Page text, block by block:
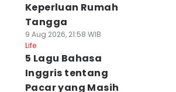
Keperluan Rumah
Tangga
9 Aug 2026, 21:58 WIB
Life
5 Lagu Bahasa
Inggris tentang
Pacar yang Masih